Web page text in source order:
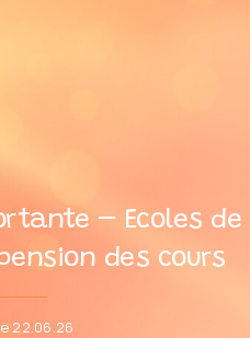
– Ecoles de
des cours
22.06.26